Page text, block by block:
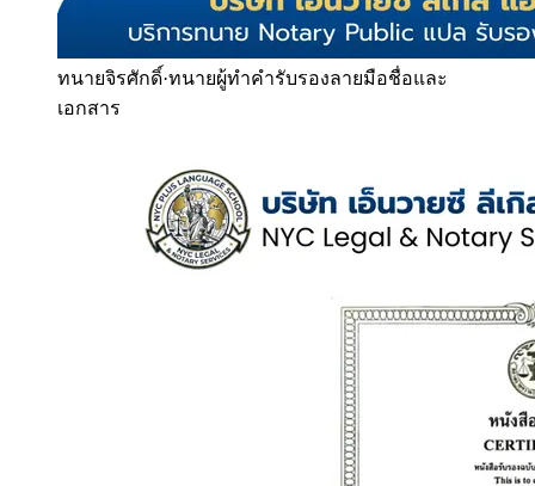
ทนายจิรศักดิ์·ทนายผู้ทำคำรับรองลายมือชื่อและ
เอกสาร